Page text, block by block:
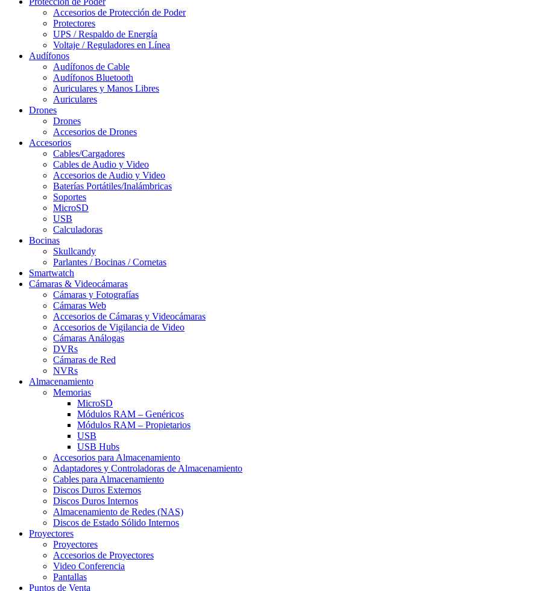
Accesorios de Protección de Poder
Protectores
UPS / Respaldo de Energía
Voltaje / Reguladores en Línea
Audífonos
Audífonos de Cable
Audífonos Bluetooth
Auriculares y Manos Libres
Auriculares
Drones
Drones
Accesorios de Drones
Accesorios
Cables/Cargadores
Cables de Audio y Video
Accesorios de Audio y Video
Baterías Portátiles/Inalámbricas
Soportes
MicroSD
USB
Calculadoras
Bocinas
Skullcandy
Parlantes / Bocinas / Cornetas
Smartwatch
Cámaras & Videocámaras
Cámaras y Fotografías
Cámaras Web
Accesorios de Cámaras y Videocámaras
Accesorios de Vigilancia de Video
Cámaras Análogas
DVRs
Cámaras de Red
NVRs
Almacenamiento
Memorias
MicroSD
Módulos RAM – Genéricos
Módulos RAM – Propietarios
USB
USB Hubs
Accesorios para Almacenamiento
Adaptadores y Controladoras de Almacenamiento
Cables para Almacenamiento
Discos Duros Externos
Discos Duros Internos
Almacenamiento de Redes (NAS)
Discos de Estado Sólido Internos
Proyectores
Proyectores
Accesorios de Proyectores
Video Conferencia
Pantallas
Puntos de Venta